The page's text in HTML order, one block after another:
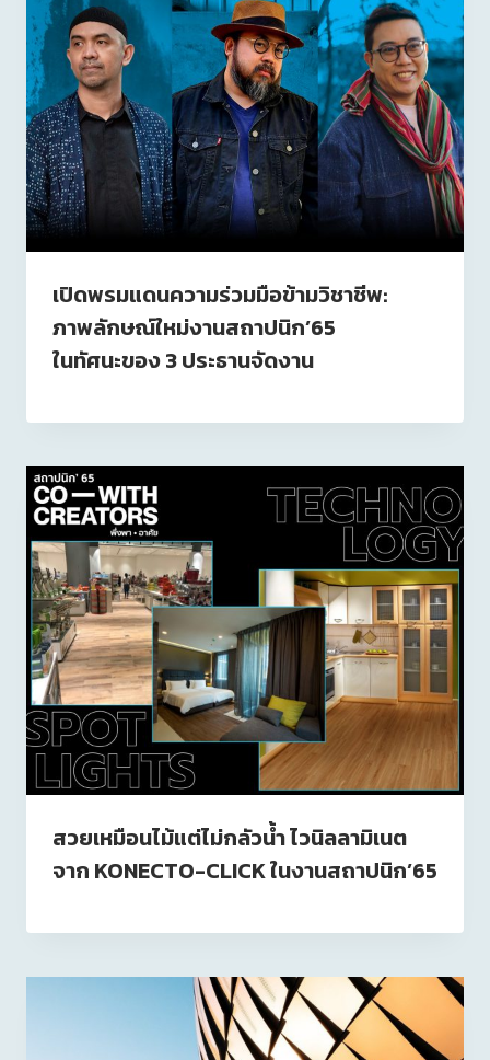
เปิดพรมแดนความร่วมมือข้ามวิชาชีพ:
ภาพลักษณ์ใหม่งานสถาปนิก’65
ในทัศนะของ 3 ประธานจัดงาน
สวยเหมือนไม้แต่ไม่กลัวน้ำ ไวนิลลามิเนต
จาก KONECTO-CLICK ในงานสถาปนิก’65